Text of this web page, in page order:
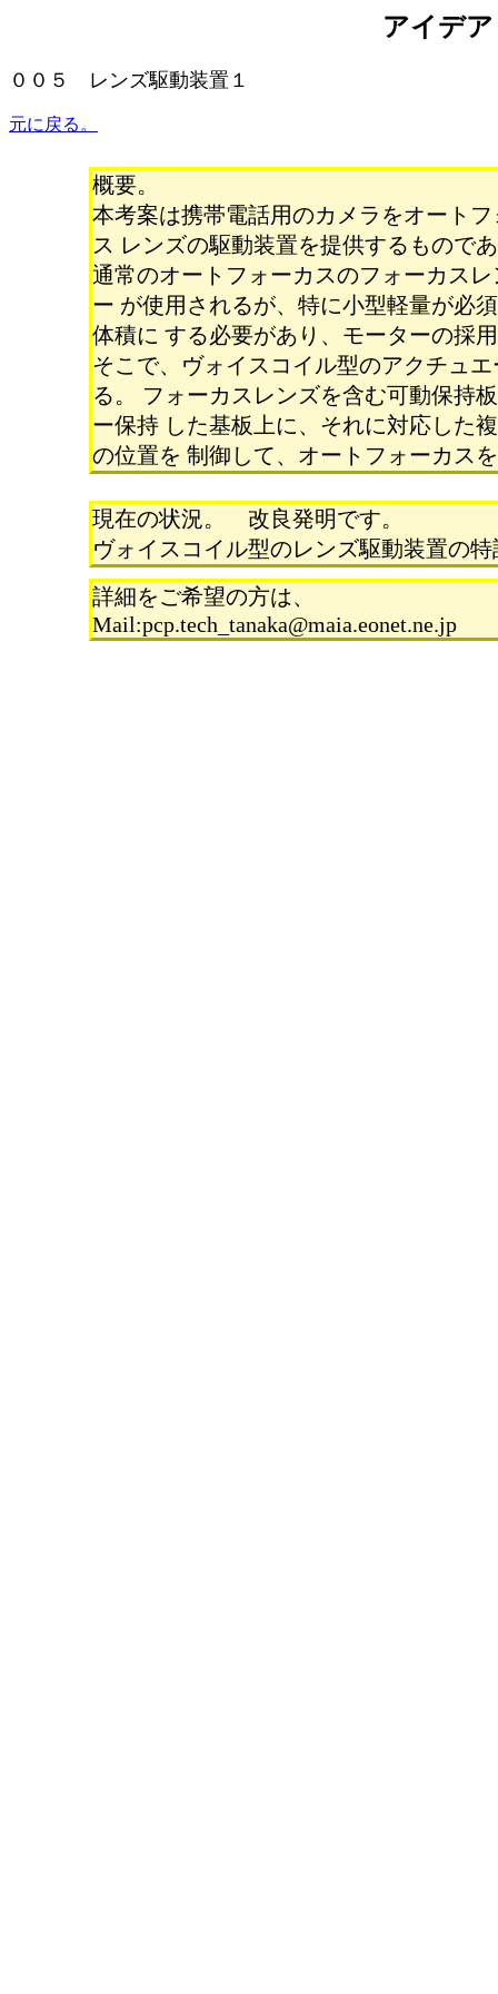
アイデ
００５ レンズ駆動装置１
元に戻る。
概要。
本考案は携帯電話用のカメラをオート
ス レンズの駆動装置を提供するもので
通常のオートフォーカスのフォーカス
ー が使用されるが、特に小型軽量が必
体積に する必要があり、モーターの採
そこで、ヴォイスコイル型のアクチュ
る。 フォーカスレンズを含む可動保持
ー保持 した基板上に、それに対応した
の位置を 制御して、オートフォーカス
現在の状況。 改良発明です。
ヴォイスコイル型のレンズ駆動装置の
詳細をご希望の方は、
Mail:pcp.tech_tanaka@maia.eonet.ne.jp